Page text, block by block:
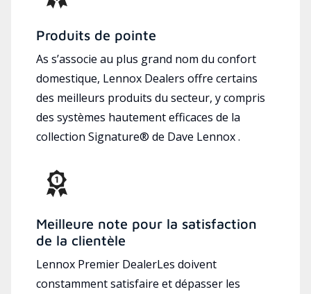
Produits de pointe
As s’associe au plus grand nom du confort
domestique, Lennox Dealers offre certains
des meilleurs produits du secteur, y compris
des systèmes hautement efficaces de la
collection Signature® de Dave Lennox .
Meilleure note pour la satisfaction
de la clientèle
Lennox Premier DealerLes doivent
constamment satisfaire et dépasser les